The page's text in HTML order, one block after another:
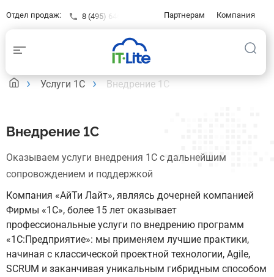
Отдел продаж: 8 (495) 646-23-16 Партнерам
Компания
Услуги 1С Внедрение 1С
Внедрение 1С
Оказываем услуги внедрения 1С с дальнейшим
сопровождением и поддержкой
Компания «АйТи Лайт», являясь дочерней компанией
Фирмы «1С», более 15 лет оказывает
профессиональные услуги по внедрению программ
«1С:Предприятие»: мы применяем лучшие практики,
начиная с классической проектной технологии, Agile,
SCRUM и заканчивая уникальным гибридным способом